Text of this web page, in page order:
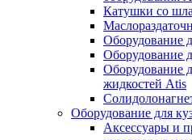
Катушки со
Оборудование
Оборудование
Оборудование
жидкостей Atis
Оборудование для
Аксессуары и